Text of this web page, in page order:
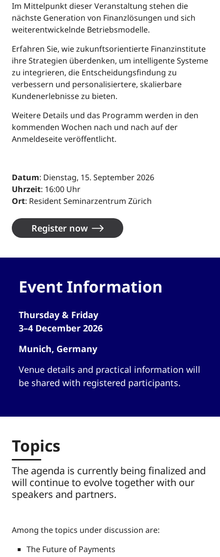
Im Mittelpunkt dieser Veranstaltung stehen die
nächste Generation von Finanzlösungen und sich
weiterentwickelnde Betriebsmodelle.
Erfahren Sie, wie zukunftsorientierte Finanzinstitute
ihre Strategien überdenken, um intelligente Systeme
zu integrieren, die Entscheidungsfindung zu
verbessern und personalisiertere, skalierbare
Kundenerlebnisse zu bieten.
Weitere Details und das Programm werden in den
kommenden Wochen nach und nach auf der
Anmeldeseite veröffentlicht.
Datum: Dienstag, 15. September 2026
Uhrzeit: 16:00 Uhr
Ort: Resident Seminarzentrum Zürich
Register now
Event Information
Thursday & Friday
3–4 December 2026
Munich, Germany
Venue details and practical information will
be shared with registered participants.
Topics
The agenda is currently being finalized and
will continue to evolve together with our
speakers and partners.
Among the topics under discussion are:
The Future of Payments